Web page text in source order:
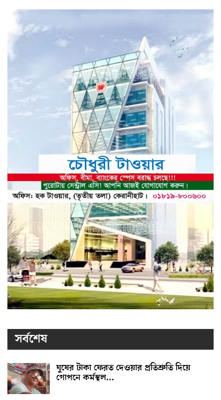
সর্বশেষ
ঘুষের টাকা ফেরত দেওয়ার প্রতিশ্রুতি দিয়ে
গোপনে কর্মস্থল…